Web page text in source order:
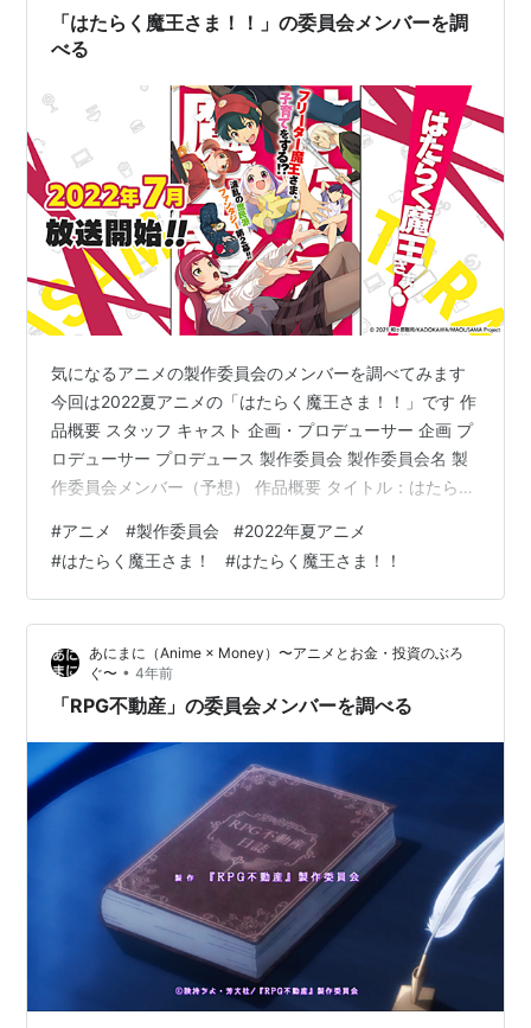
「はたらく魔王さま！！」の委員会メンバーを調
べる
気になるアニメの製作委員会のメンバーを調べてみます
今回は2022夏アニメの「はたらく魔王さま！！」です 作
品概要 スタッフ キャスト 企画・プロデューサー 企画 プ
ロデューサー プロデュース 製作委員会 製作委員会名 製
作委員会メンバー（予想） 作品概要 タイトル：はたらく
スタッフ 原作：和ヶ原聡司 原作イラスト：029 監督：筑
紫大介 シリーズ構成：横谷昌宏 キャラクターデザイン：
飯野雄大 アニメーション制作：Studio 3Hz キャスト 魔
王サタン／真奥貞夫：CV. 逢坂良太 勇者エミリア／遊佐
恵美：CV. 日笠陽子 佐々木千穂…
#アニメ #製作委員会 #2022年夏アニメ
#はたらく魔王さま！ #はたらく魔王さま！！
あにまに（Anime × Money）〜アニメとお金・投資のぶろ
ぐ〜 • 4年前
「RPG不動産」の委員会メンバーを調べる